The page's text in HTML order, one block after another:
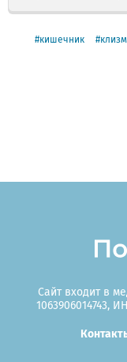
кишечник
Сайт входит в
1063906014743,